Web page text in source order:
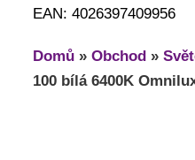
EAN: 4026397409956
Domů » Obchod »
100 bílá 6400K